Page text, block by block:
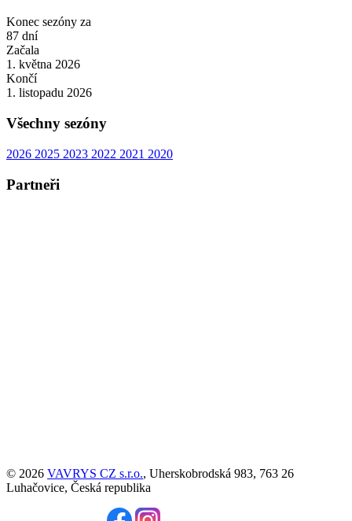
Konec sezóny za
87 dní
Začala
1. května 2026
Končí
1. listopadu 2026
Všechny sezóny
2026 2025 2023 2022 2021 2020
Partneři
© 2026 VAVRYS CZ s.r.o., Uherskobrodská 983, 763 26
Luhačovice, Česká republika